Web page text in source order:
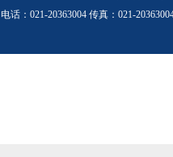
电话：021-20363004 传真：021-